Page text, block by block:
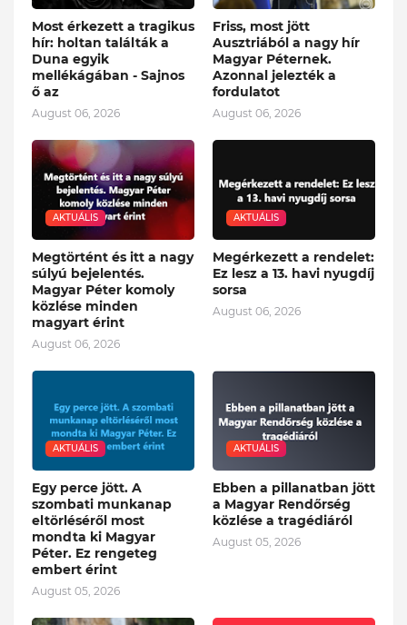
Most érkezett a tragikus
hír: holtan találták a
Duna egyik
mellékágában - Sajnos
ő az
August 06, 2026
Friss, most jött
Ausztriából a nagy hír
Magyar Péternek.
Azonnal jelezték a
fordulatot
August 06, 2026
AKTUÁLIS
Megtörtént és itt a nagy
súlyú bejelentés.
Magyar Péter komoly
közlése minden
magyart érint
August 06, 2026
AKTUÁLIS
Megérkezett a rendelet:
Ez lesz a 13. havi nyugdíj
sorsa
August 06, 2026
AKTUÁLIS
Egy perce jött. A
szombati munkanap
eltörléséről most
mondta ki Magyar
Péter. Ez rengeteg
embert érint
August 05, 2026
AKTUÁLIS
Ebben a pillanatban jött
a Magyar Rendőrség
közlése a tragédiáról
August 05, 2026